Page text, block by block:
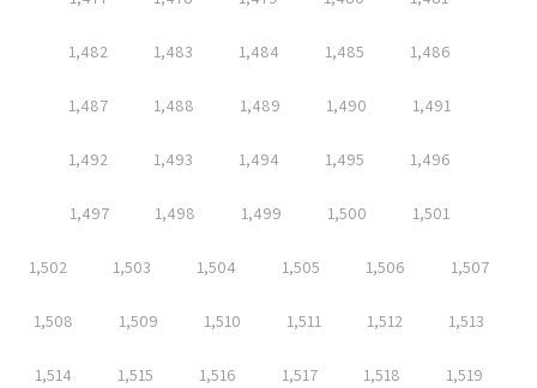
1,482 1,483 1,484 1,485 1,486
1,487 1,488 1,489 1,490 1,491
1,492 1,493 1,494 1,495 1,496
1,497 1,498 1,499 1,500 1,501
1,502 1,503 1,504 1,505 1,506 1,507
1,508 1,509 1,510 1,511 1,512 1,513
1,514 1,515 1,516 1,517 1,518 1,519